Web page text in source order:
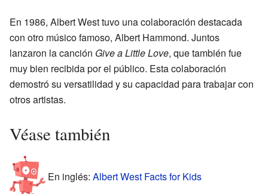
En 1986, Albert West tuvo una colaboración destacada
con otro músico famoso, Albert Hammond. Juntos
lanzaron la canción Give a Little Love, que también fue
muy bien recibida por el público. Esta colaboración
demostró su versatilidad y su capacidad para trabajar con
otros artistas.
Véase también
En inglés: Albert West Facts for Kids